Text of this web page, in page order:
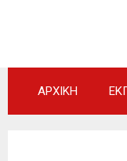
ΑΡΧΙΚΗ